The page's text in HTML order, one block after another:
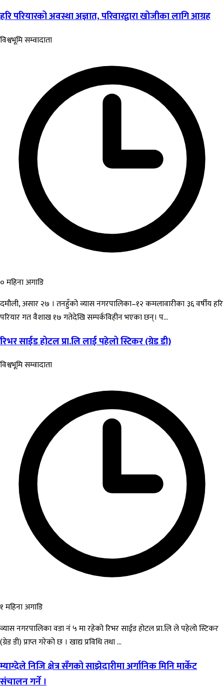
हरि परियारको अवस्था अज्ञात, परिवारद्वारा खोजीका लागि आग्रह
विश्वभूमि सम्वादाता
० महिना अगाडि
दमौली, असार २७ । तनहुँको व्यास नगरपालिका–१२ कमलावारीका ३६ वर्षीय हरि
परियार गत वैशाख १७ गतेदेखि सम्पर्कविहीन भएका छन्। प...
रिभर साईड होटल प्रा.लि लाई पहेलो स्टिकर (ग्रेड डी)
विश्वभूमि सम्वादाता
१ महिना अगाडि
व्यास नगरपालिका वडा नं ५ मा रहेको रिभर साईड होटल प्रा.लि ले पहेलो स्टिकर
(ग्रेड डी) प्राप्त गरेको छ । खाद्य प्रविधि तथा ...
म्याग्देले निजि क्षेत्र सँगको साझेदारीमा अर्गानिक मिनि मार्केट
संचालन गर्ने ।